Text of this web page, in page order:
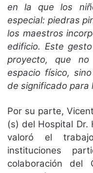
en la que los
especial: piedras
los maestros
edificio. Este
proyecto, que
espacio físico,
de significado para
Por su parte,
(s) del Hospital Dr.
valoró el
instituciones
colaboración del